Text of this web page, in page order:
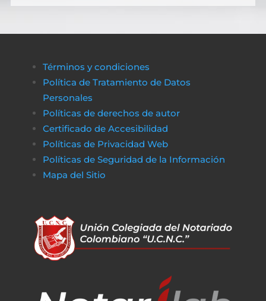
de financiamiento rápido y transparente,
administrativo pueda completarse sin
obstáculos económicos.
De la misma manera, en
jugadores pueden disfrutar de un entorno
de juego claro y sin complicaciones. Al igual
las transacciones son seguras y rápidas, lo
que permite a los jugadores concentrarse
en lo que más importa: la experiencia de
en el del entretenimiento en línea, la
Términos y condiciones
Política de Tratamiento de Datos
Personales
Políticas de derechos de autor
Certificado de Accesibilidad
Políticas de Privacidad Web
Políticas de Seguridad de la Información
Mapa del Sitio